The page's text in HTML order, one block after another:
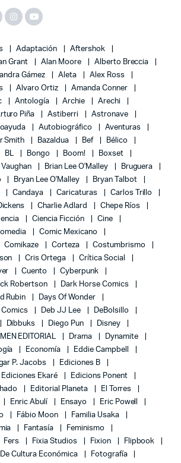
Adaptación
Aftershok
Grant Alan Moore
Alberto Breccia
Gámez Aleta
Alex Ross
Alvaro Ortiz
Amanda Conner
Antología Archie
Arechi
Piña Astiberri
Astronave
Autobiográfico
Aventuras
Smith Bazaldua Bef
Bélico
BL Bongo Boom!
Boxset
Vaughan Brian Lee O'Malley
Bruguera
Bryan Lee O'Malley
Bryan Talbot
Candaya Caricaturas
Carlos Trillo
Charlie Adlard
Chepe Ríos
Ciencia Ficción
Cine
Comic Mexicano
Comikaze Corteza
Costumbrismo
Cris Ortega
Crítica Social
Cuento
Cyberpunk
Robertson
Dark Horse Comics
Rubin
Days Of Wonder
Comics Deb JJ Lee
DeBolsillo
Dibbuks Diego Pun
Disney
EDITORIAL Drama
Dynamite
Economía
Eddie Campbell
P. Jacobs
Ediciones B
Ediciones Ekaré
Edicions Ponent
Editorial Planeta
El Torres
Enric Abulí Ensayo
Eric Powell
Fábio Moon
Familia Usaka
Fantasía
Feminismo
Fers Fixia Studios Fixion
Flipbook
Cultura Económica
Fotografía